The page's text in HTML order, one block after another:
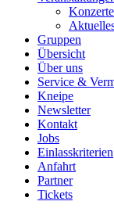
Konzerte
Gruppen
Übersicht
Über uns
Service &
Kneipe
Newsletter
Kontakt
Jobs
Einlasskriterien
Anfahrt
Partner
Tickets